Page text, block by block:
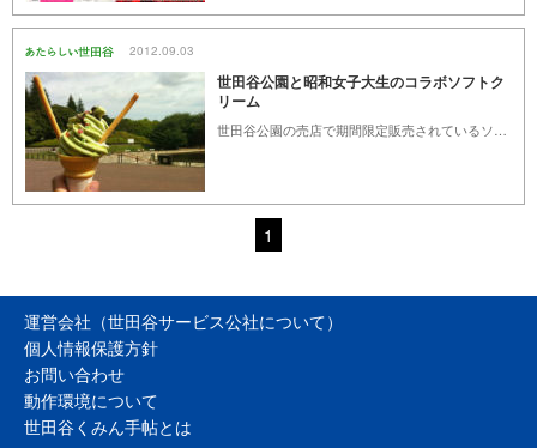
2012.09.03
世田谷公園と昭和女子大生のコラボソフトク
リーム
1
運営会社（世田谷サービス公社について）
個人情報保護方針
お問い合わせ
動作環境について
世田谷くみん手帖とは